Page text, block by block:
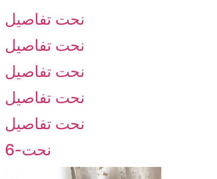
نحت تفاصيل
نحت تفاصيل
نحت تفاصيل
نحت تفاصيل
نحت تفاصيل
نحت-6